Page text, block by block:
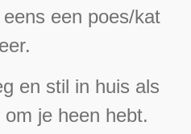
een poes/kat
en stil in huis als
je heen hebt.